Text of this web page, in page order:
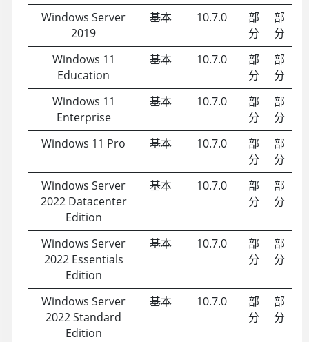
Windows Server
2019
基本 10.7.0
部
分
部
分
Windows 11
Education
基本 10.7.0
部
分
部
分
Windows 11
Enterprise
基本 10.7.0
部
分
部
分
Windows 11 Pro
基本 10.7.0
部
分
部
分
Windows Server
2022 Datacenter
Edition
基本 10.7.0
部
分
部
分
Windows Server
2022 Essentials
Edition
基本 10.7.0
部
分
部
分
Windows Server
2022 Standard
Edition
基本 10.7.0
部
分
部
分